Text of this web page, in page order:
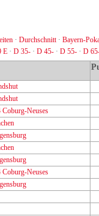
· Durchschnitt· Bayern-
E · D 35- · D 45- · D 55- · D
Neuses
Neuses